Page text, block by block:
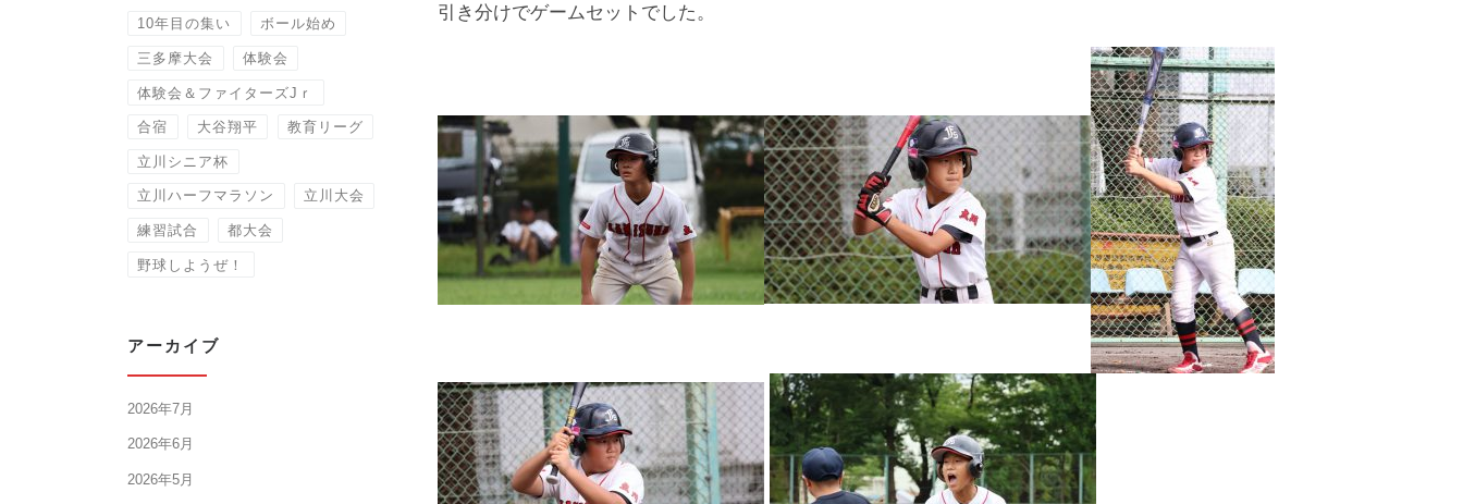
引き分けでゲームセットでした。
10年目の集い ボール始め
三多摩大会 体験会
体験会＆ファイターズJｒ
合宿 大谷翔平 教育リーグ
立川シニア杯
立川ハーフマラソン 立川大会
練習試合 都大会
野球しようぜ！
アーカイブ
2026年7月
2026年6月
2026年5月